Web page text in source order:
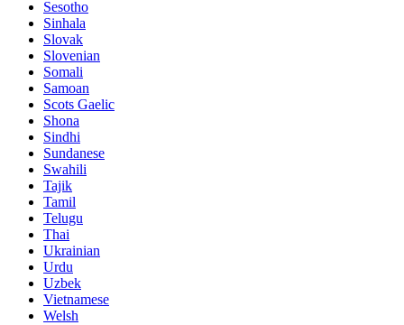
Sesotho
Sinhala
Slovak
Slovenian
Somali
Samoan
Scots Gaelic
Shona
Sindhi
Sundanese
Swahili
Tajik
Tamil
Telugu
Thai
Ukrainian
Urdu
Uzbek
Vietnamese
Welsh